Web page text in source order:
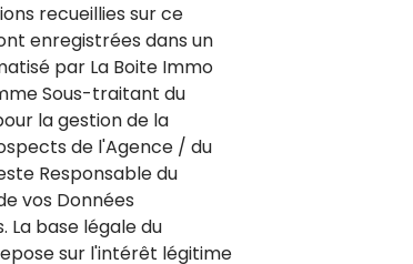
recueillies sur ce
enregistrées dans un
par La Boite Immo
Sous-traitant du
la gestion de la
de l'Agence / du
Responsable du
vos Données
La base légale du
sur l'intérêt légitime